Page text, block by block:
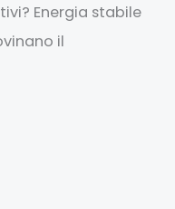
Energia stabile
il